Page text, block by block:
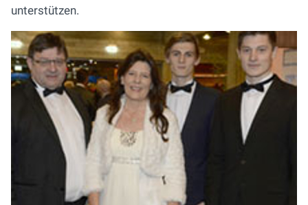
unterstützen.